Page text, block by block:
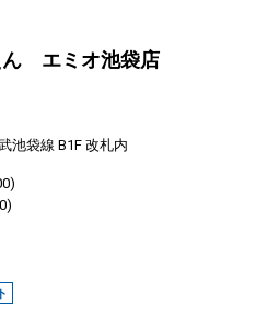
ん エミオ池袋店
池袋線 B1F 改札内